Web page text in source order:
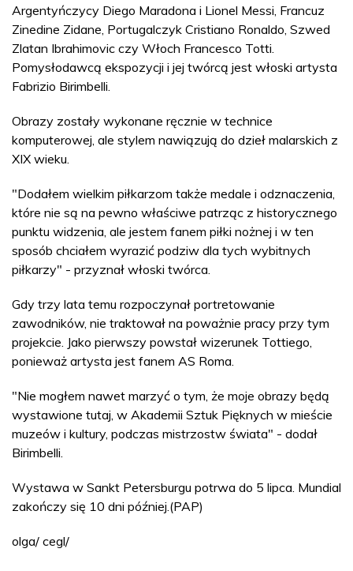
Argentyńczycy Diego Maradona i Lionel Messi, Francuz
Zinedine Zidane, Portugalczyk Cristiano Ronaldo, Szwed
Zlatan Ibrahimovic czy Włoch Francesco Totti.
Pomysłodawcą ekspozycji i jej twórcą jest włoski artysta
Fabrizio Birimbelli.
Obrazy zostały wykonane ręcznie w technice
komputerowej, ale stylem nawiązują do dzieł malarskich z
XIX wieku.
"Dodałem wielkim piłkarzom także medale i odznaczenia,
które nie są na pewno właściwe patrząc z historycznego
punktu widzenia, ale jestem fanem piłki nożnej i w ten
sposób chciałem wyrazić podziw dla tych wybitnych
piłkarzy" - przyznał włoski twórca.
Gdy trzy lata temu rozpoczynał portretowanie
zawodników, nie traktował na poważnie pracy przy tym
projekcie. Jako pierwszy powstał wizerunek Tottiego,
ponieważ artysta jest fanem AS Roma.
"Nie mogłem nawet marzyć o tym, że moje obrazy będą
wystawione tutaj, w Akademii Sztuk Pięknych w mieście
muzeów i kultury, podczas mistrzostw świata" - dodał
Birimbelli.
Wystawa w Sankt Petersburgu potrwa do 5 lipca. Mundial
zakończy się 10 dni później.(PAP)
olga/ cegl/